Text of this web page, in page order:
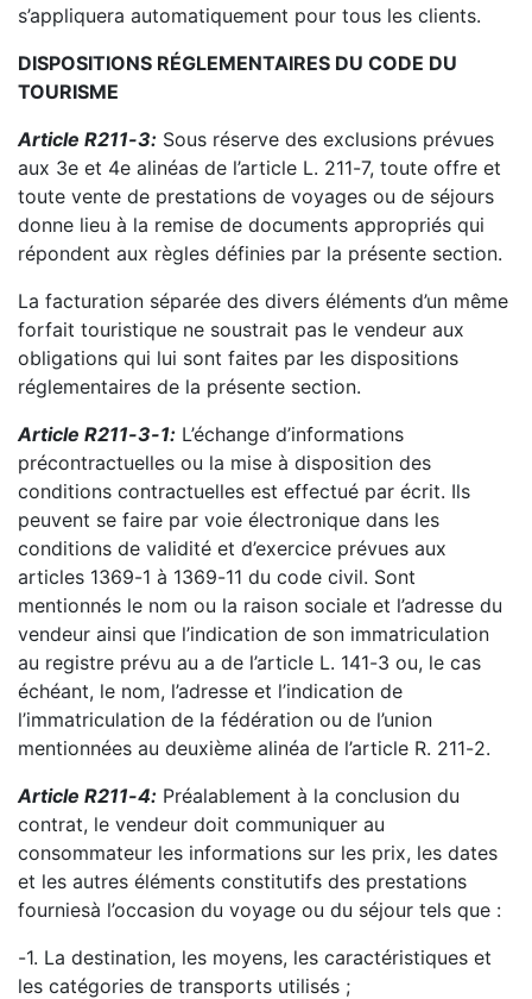
s’appliquera automatiquement pour tous les clients.
DISPOSITIONS RÉGLEMENTAIRES DU CODE DU
TOURISME
Article R211-3: Sous réserve des exclusions prévues
aux 3e et 4e alinéas de l’article L. 211-7, toute offre et
toute vente de prestations de voyages ou de séjours
donne lieu à la remise de documents appropriés qui
répondent aux règles définies par la présente section.
La facturation séparée des divers éléments d’un même
forfait touristique ne soustrait pas le vendeur aux
obligations qui lui sont faites par les dispositions
réglementaires de la présente section.
Article R211-3-1: L’échange d’informations
précontractuelles ou la mise à disposition des
conditions contractuelles est effectué par écrit. Ils
peuvent se faire par voie électronique dans les
conditions de validité et d’exercice prévues aux
articles 1369-1 à 1369-11 du code civil. Sont
mentionnés le nom ou la raison sociale et l’adresse du
vendeur ainsi que l’indication de son immatriculation
au registre prévu au a de l’article L. 141-3 ou, le cas
échéant, le nom, l’adresse et l’indication de
l’immatriculation de la fédération ou de l’union
mentionnées au deuxième alinéa de l’article R. 211-2.
Article R211-4: Préalablement à la conclusion du
contrat, le vendeur doit communiquer au
consommateur les informations sur les prix, les dates
et les autres éléments constitutifs des prestations
fourniesà l’occasion du voyage ou du séjour tels que :
-1. La destination, les moyens, les caractéristiques et
les catégories de transports utilisés ;